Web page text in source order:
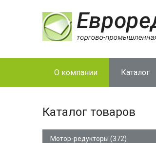
О компании Каталог
Каталог товаров
Мотор-редукторы (372)